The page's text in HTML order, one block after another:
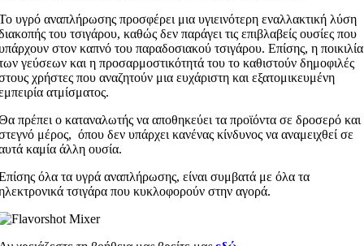
υγρό αναπλήρωσης προσφέρει μια υγιεινότερη εναλλακτική λύση
του τσιγάρου, καθώς δεν παράγει τις επιβλαβείς ουσίες που
στον καπνό του παραδοσιακού τσιγάρου. Επίσης, η ποικιλία
γεύσεων και η προσαρμοστικότητά του το καθιστούν δημοφιλές
χρήστες που αναζητούν μια ευχάριστη και εξατομικευμένη
ατμίσματος.
πρέπει ο καταναλωτής να αποθηκεύει τα προϊόντα σε δροσερό και
μέρος, όπου δεν υπάρχει κανένας κίνδυνος να αναμειχθεί σε
καμία άλλη ουσία.
όλα τα υγρά αναπλήρωσης, είναι συμβατά με όλα τα
τσιγάρα που κυκλοφορούν στην αγορά.